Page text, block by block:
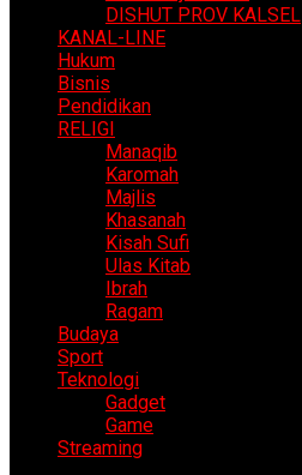
DISHUT PROV KALSEL
KANAL-LINE
Hukum
Bisnis
Pendidikan
RELIGI
Manaqib
Karomah
Majlis
Khasanah
Kisah Sufi
Ulas Kitab
Ibrah
Ragam
Budaya
Sport
Teknologi
Gadget
Game
Streaming